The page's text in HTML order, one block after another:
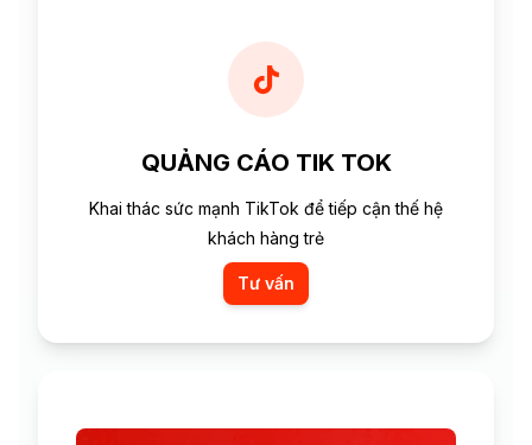
QUẢNG CÁO TIK TOK
Khai thác sức mạnh TikTok để tiếp cận thế hệ
khách hàng trẻ
Tư vấn